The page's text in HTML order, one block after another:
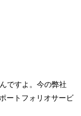
ですよ。今の弊社
ートフォリオサービ